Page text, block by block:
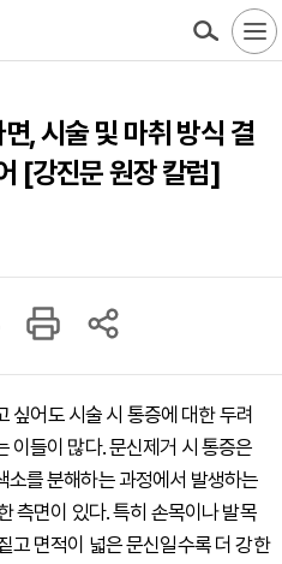
, 시술 및 마취 방식 결
[강진문 원장 칼럼]
어도 시술 시 통증에 대한 두려
이들이 많다. 문신제거 시 통증은
소를 분해하는 과정에서 발생하는
측면이 있다. 특히 손목이나 발목
고 면적이 넓은 문신일수록 더 강한